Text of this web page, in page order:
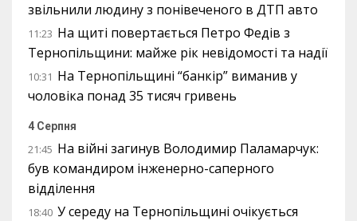
звільнили людину з понівеченого в ДТП авто
11:23 На щиті повертається Петро Федів з
Тернопільщини: майже рік невідомості та надії
10:31 На Тернопільщині “банкір” виманив у
чоловіка понад 35 тисяч гривень
4 Серпня
21:45 На війні загинув Володимир Паламарчук:
був командиром інженерно-саперного
відділення
18:40 У середу на Тернопільщині очікується